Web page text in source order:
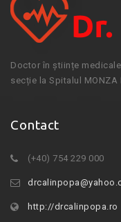
Doctor în științe
secție la Spitalul MONZA
Contact
(+40) 754 229 000
http://drcalinpopa.ro